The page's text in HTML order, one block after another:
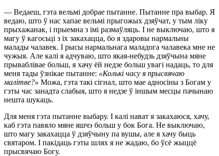
— Ведаеш, гэта вельмі добрае пытанне. Пытанне пра выбар. Я
ведаю, што ў нас хапае вельмі прыгожых дзяўчат, у тым ліку
прыхажанак, і прыемна з імі размаўляць. І не выключаю, што я
магу ў кагосьці з іх закахацца, бо я здаровы нармальны
малады чалавек. І рысы нармальнага маладога чалавека мне не
чужыя. Але калі я адчуваю, што якая-небудзь дзяўчына мяне
прываблівае больш, я хачу ёй недзе больш увагі надаць, то для
меня тады ўзнікае пытанне: «Колькі часу я прысвячаю
малітве?» Можа, гэта такі сігнал, што мае адносіны з Богам у
гэты час занадта слабыя, што я недзе ў іншым месцы пачынаю
нешта шукаць.
Для меня гэта пытанне выбару. І калі нават я закахаюся, хачу,
каб гэта павяло мяне яшчэ больш у бок Бога. Не выключаю,
што магу закахацца ў дзяўчыну па вушы, але я хачу быць
святаром. І пакідаць гэты шлях я не жадаю, бо ўсё жыццё
прысвячаю Богу.